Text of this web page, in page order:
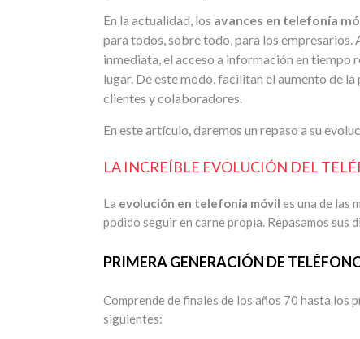
En la actualidad, los avances en telefonía
para todos, sobre todo, para los empresarios.
inmediata, el acceso a información en tiempo
lugar. De este modo, facilitan el aumento de
clientes y colaboradores.
En este artículo, daremos un repaso a su
LA INCREÍBLE EVOLUCIÓN DEL
La evolución en telefonía móvil es una de las
podido seguir en carne propia. Repasamos sus
PRIMERA GENERACIÓN DE
Comprende de finales de los años 70 hasta los
siguientes: